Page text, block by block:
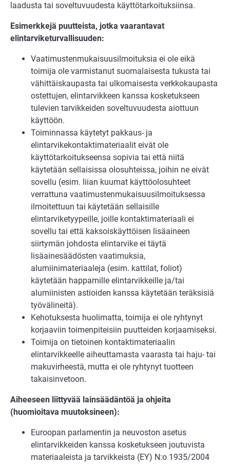
laadusta tai soveltuvuudesta käyttötarkoituksiinsa.
Esimerkkejä puutteista, jotka vaarantavat
elintarviketurvallisuuden:
Vaatimustenmukaisuusilmoituksia ei ole eikä
toimija ole varmistanut suomalaisesta tukusta tai
vähittäiskaupasta tai ulkomaisesta verkkokaupasta
ostettujen, elintarvikkeen kanssa kosketukseen
tulevien tarvikkeiden soveltuvuudesta aiottuun
käyttöön.
Toiminnassa käytetyt pakkaus- ja
elintarvikekontaktimateriaalit eivät ole
käyttötarkoitukseensa sopivia tai että niitä
käytetään sellaisissa olosuhteissa, joihin ne eivät
sovellu (esim. liian kuumat käyttöolosuhteet
verrattuna vaatimustenmukaisuusilmoituksessa
ilmoitettuun tai käytetään sellaisille
elintarviketyypeille, joille kontaktimateriaali ei
sovellu tai että kaksoiskäyttöisen lisäaineen
siirtymän johdosta elintarvike ei täytä
lisäainesäädösten vaatimuksia,
alumiinimateriaaleja (esim. kattilat, foliot)
käytetään happamille elintarvikkeille ja/tai
alumiinisten astioiden kanssa käytetään teräksisiä
työvälineitä).
Kehotuksesta huolimatta, toimija ei ole ryhtynyt
korjaaviin toimenpiteisiin puutteiden korjaamiseksi.
Toimija on tietoinen kontaktimateriaalin
elintarvikkeelle aiheuttamasta vaarasta tai haju- tai
makuvirheestä, mutta ei ole ryhtynyt tuotteen
takaisinvetoon.
Aiheeseen liittyvää lainsäädäntöä ja ohjeita
(huomioitava muutoksineen):
Euroopan parlamentin ja neuvoston asetus
elintarvikkeiden kanssa kosketukseen joutuvista
materiaaleista ja tarvikkeista (EY) N:o 1935/2004